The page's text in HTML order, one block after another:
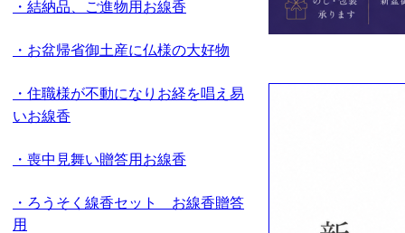
・結納品、ご進物用お線香
・お盆帰省御土産に仏様の大好物
・住職様が不動になりお経を唱え易
いお線香
・喪中見舞い贈答用お線香
・ろうそく線香セット お線香贈答
用